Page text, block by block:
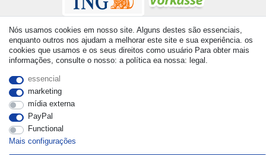
reserved. Prices incl. VAT. 19% VAT Basic prices see article detail
| * Applies to deliveries to the UK!
Nós usamos cookies em nosso site. Alguns destes são essenciais,
enquanto outros nos ajudam a melhorar este site e sua experiência. os
cookies que usamos e os seus direitos como usuário Para obter mais
informações, consulte o nosso: a política ea nossa: legal.
essencial
marketing
mídia externa
PayPal
Functional
Mais configurações